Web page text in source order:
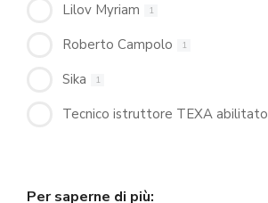
Lilov Myriam 1
Roberto Campolo 1
Sika 1
Tecnico istruttore TEXA abilitato
Per saperne di più: